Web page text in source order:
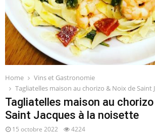
Home
Vins et Gastronomie
Tagliatelles maison au chorizo & Noix de Saint
Tagliatelles maison au
Saint Jacques à la noisette
15 octobre 2022 4224